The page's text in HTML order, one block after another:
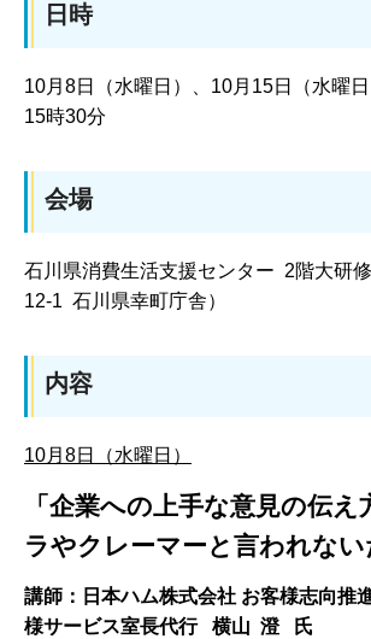
日時
10月8日（水曜日）、10月15日（水曜
15時30分
会場
石川県消費生活支援センター 2階大研修
12-1 石川県幸町庁舎）
内容
10月8日（水曜日）
「企業への上手な意見の伝え
ラやクレーマーと言われない
講師：日本ハム株式会社 お客様志向推
様サービス室長代行 横山 澄 氏